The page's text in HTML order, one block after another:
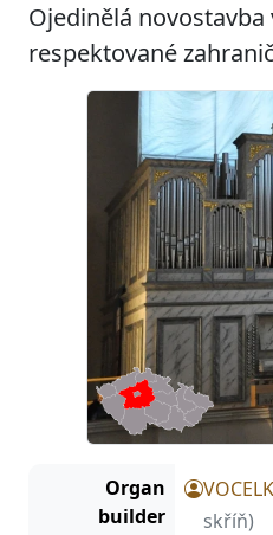
Ojedinělá novostavba
respektované
Organ
builder
skříň)